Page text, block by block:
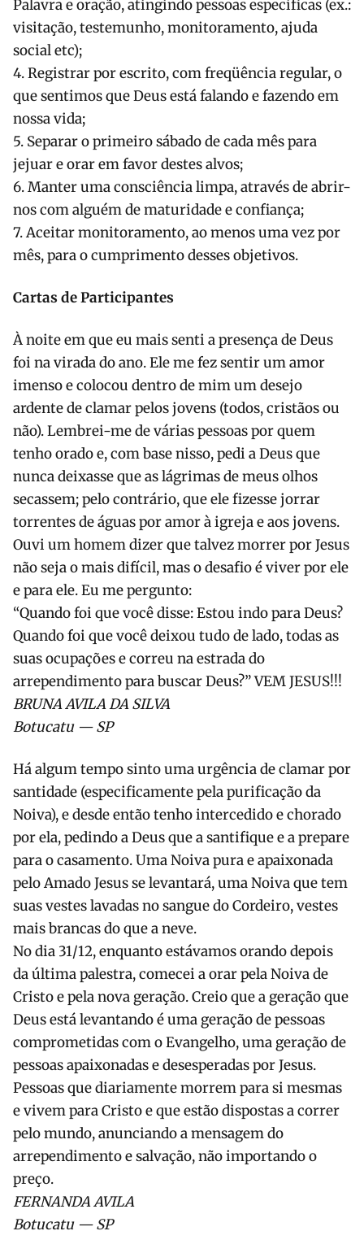
Palavra e oração, atingindo pessoas específicas (ex.:
visitação, testemunho, monitoramento, ajuda
social etc);
4. Registrar por escrito, com freqüência regular, o
que sentimos que Deus está falando e fazendo em
nossa vida;
5. Separar o primeiro sábado de cada mês para
jejuar e orar em favor destes alvos;
6. Manter uma consciência limpa, através de abrir-
nos com alguém de maturidade e confiança;
7. Aceitar monitoramento, ao menos uma vez por
mês, para o cumprimento desses objetivos.
Cartas de Participantes
À noite em que eu mais senti a presença de Deus
foi na virada do ano. Ele me fez sentir um amor
imenso e colocou dentro de mim um desejo
ardente de clamar pelos jovens (todos, cristãos ou
não). Lembrei-me de várias pessoas por quem
tenho orado e, com base nisso, pedi a Deus que
nunca deixasse que as lágrimas de meus olhos
secassem; pelo contrário, que ele fizesse jorrar
torrentes de águas por amor à igreja e aos jovens.
Ouvi um homem dizer que talvez morrer por Jesus
não seja o mais difícil, mas o desafio é viver por ele
e para ele. Eu me pergunto:
“Quando foi que você disse: Estou indo para Deus?
Quando foi que você deixou tudo de lado, todas as
suas ocupações e correu na estrada do
arrependimento para buscar Deus?” VEM JESUS!!!
BRUNA AVILA DA SILVA
Botucatu — SP
Há algum tempo sinto uma urgência de clamar por
santidade (especificamente pela purificação da
Noiva), e desde então tenho intercedido e chorado
por ela, pedindo a Deus que a santifique e a prepare
para o casamento. Uma Noiva pura e apaixonada
pelo Amado Jesus se levantará, uma Noiva que tem
suas vestes lavadas no sangue do Cordeiro, vestes
mais brancas do que a neve.
No dia 31/12, enquanto estávamos orando depois
da última palestra, comecei a orar pela Noiva de
Cristo e pela nova geração. Creio que a geração que
Deus está levantando é uma geração de pessoas
comprometidas com o Evangelho, uma geração de
pessoas apaixonadas e desesperadas por Jesus.
Pessoas que diariamente morrem para si mesmas
e vivem para Cristo e que estão dispostas a correr
pelo mundo, anunciando a mensagem do
arrependimento e salvação, não importando o
preço.
FERNANDA AVILA
Botucatu — SP